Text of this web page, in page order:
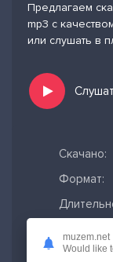
Предлагаем
mp3 с
или слушать в
Скачано:
Формат:
muzem.net
Would like